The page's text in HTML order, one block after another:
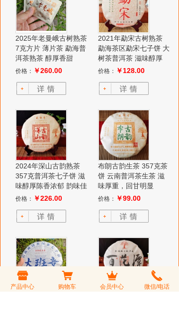
2025年老曼峨古树熟茶
7克方片 薄片茶 勐海普
洱茶熟茶 醇厚香甜
价格： ￥260.00
2021年勐宋古树熟茶
勐海茶区勐宋七子饼 大
树茶普洱茶 滋味醇厚
价格： ￥128.00
2024年深山古韵熟茶
357克普洱茶七子饼 滋
味醇厚陈香浓郁 韵味佳
价格： ￥226.00
布朗古韵生茶 357克茶
饼 云南普洱茶生茶 滋
味厚重，回甘明显
价格： ￥99.00
产品中心 购物车 会员中心 微信/电话